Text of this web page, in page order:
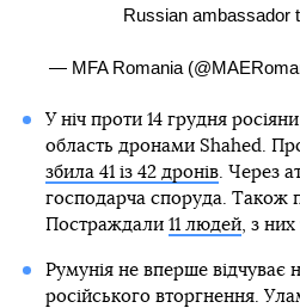
Russian ambassador
— MFA Romania
У ніч проти 14 грудня
область дронами Shahed.
збила 41 із 42 дронів. Через
господарча споруда. Також
Постраждали 11 людей, з них
Румунія не вперше відчуває
російського вторгнення.